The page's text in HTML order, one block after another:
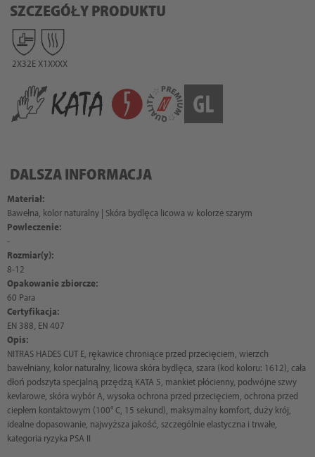
SZCZEGÓŁY PRODUKTU
2X32EX1XXXX
DALSZA INFORMACJA
Materiał:
Bawełna, kolor naturalny | Skóra bydlęca licowa w kolorze szarym
Powleczenie:
-
Rozmiar(y):
8-12
Opakowanie zbiorcze:
60 Para
Certyfikacja:
EN 388, EN 407
Opis:
NITRAS HADES CUT E, rękawice chroniące przed przecięciem, wierzch
bawełniany, kolor naturalny, licowa skóra bydlęca, szara (kod koloru: 1612), cała
dłoń podszyta specjalną przędzą KATA 5, mankiet płócienny, podwójne szwy
kevlarowe, skóra wybór A, wysoka ochrona przed przecięciem, ochrona przed
ciepłem kontaktowym (100° C, 15 sekund), maksymalny komfort, duży krój,
idealne dopasowanie, najwyższa jakość, szczególnie elastyczna i trwałe,
kategoria ryzyka PSA II